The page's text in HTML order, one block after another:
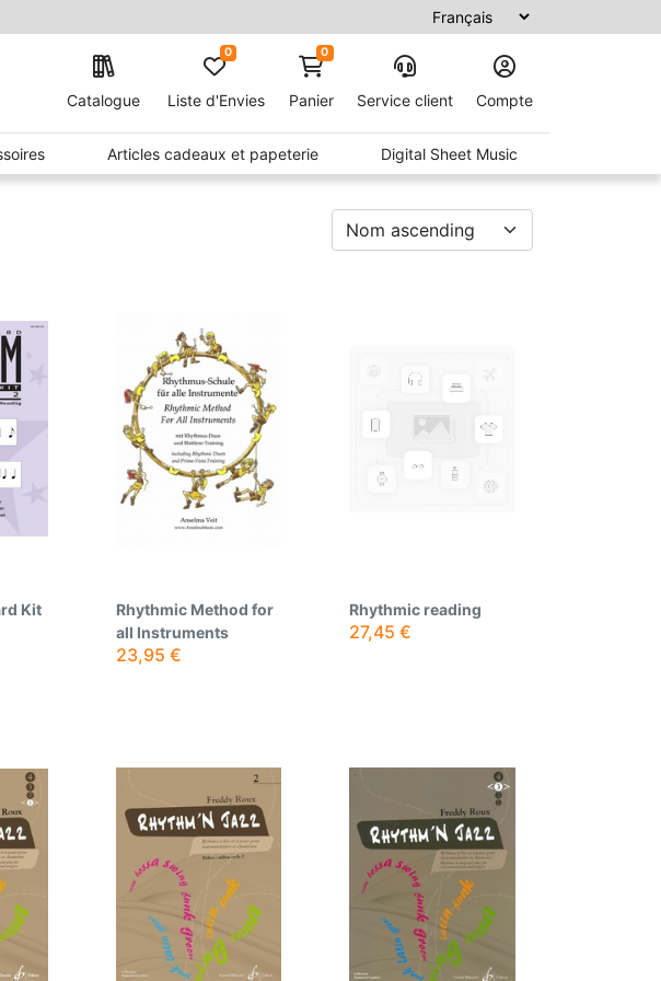
Catalogue Liste d'Envies
0 0
Panier Service client Compte
Articles cadeaux et papeterie Digital Sheet Music
Kit
Rhythmic Method for
all Instruments
23,95 €
Rhythmic reading
27,45 €